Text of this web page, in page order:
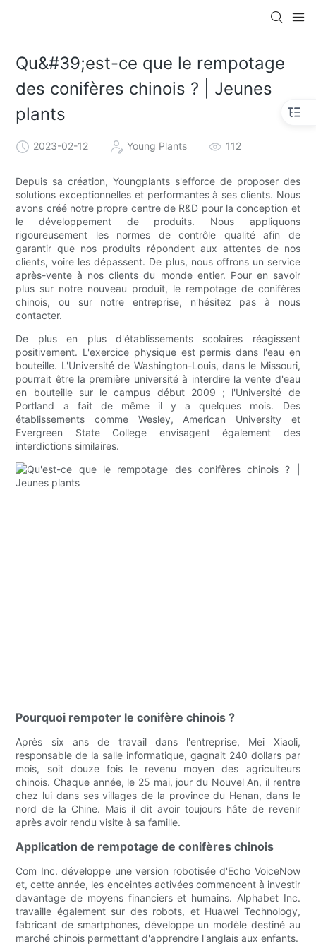
Qu&#39;est-ce que le rempotage
des conifères chinois ? | Jeunes
plants
2023-02-12 Young Plants 112
Depuis sa création, Youngplants s'efforce de proposer des
solutions exceptionnelles et performantes à ses clients. Nous
avons créé notre propre centre de R&D pour la conception et
le développement de produits. Nous appliquons
rigoureusement les normes de contrôle qualité afin de
garantir que nos produits répondent aux attentes de nos
clients, voire les dépassent. De plus, nous offrons un service
après-vente à nos clients du monde entier. Pour en savoir
plus sur notre nouveau produit, le rempotage de conifères
chinois, ou sur notre entreprise, n'hésitez pas à nous
contacter.
De plus en plus d'établissements scolaires réagissent
positivement. L'exercice physique est permis dans l'eau en
bouteille. L'Université de Washington-Louis, dans le Missouri,
pourrait être la première université à interdire la vente d'eau
en bouteille sur le campus début 2009 ; l'Université de
Portland a fait de même il y a quelques mois. Des
établissements comme Wesley, American University et
Evergreen State College envisagent également des
interdictions similaires.
Pourquoi rempoter le conifère chinois ?
Après six ans de travail dans l'entreprise, Mei Xiaoli,
responsable de la salle informatique, gagnait 240 dollars par
mois, soit douze fois le revenu moyen des agriculteurs
chinois. Chaque année, le 25 mai, jour du Nouvel An, il rentre
chez lui dans ses villages de la province du Henan, dans le
nord de la Chine. Mais il dit avoir toujours hâte de revenir
après avoir rendu visite à sa famille.
Application de rempotage de conifères chinois
Com Inc. développe une version robotisée d'Echo VoiceNow
et, cette année, les enceintes activées commencent à investir
davantage de moyens financiers et humains. Alphabet Inc.
travaille également sur des robots, et Huawei Technology,
fabricant de smartphones, développe un modèle destiné au
marché chinois permettant d'apprendre l'anglais aux enfants.